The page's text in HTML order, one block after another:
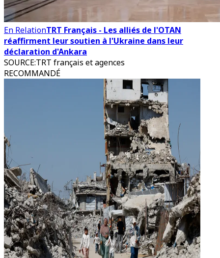
En RelationTRT Français - Les alliés de l'OTAN
réaffirment leur soutien à l'Ukraine dans leur
déclaration d'Ankara
SOURCE:TRT français et agences
RECOMMANDÉ